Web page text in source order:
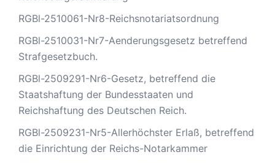
RGBl-2510061-Nr8-Reichsnotariatsordnung
RGBl-2510031-Nr7-Aenderungsgesetz betreffend
Strafgesetzbuch.
RGBl-2509291-Nr6-Gesetz, betreffend die
Staatshaftung der Bundesstaaten und
Reichshaftung des Deutschen Reich.
RGBl-2509231-Nr5-Allerhöchster Erlaß, betreffend
die Einrichtung der Reichs-Notarkammer